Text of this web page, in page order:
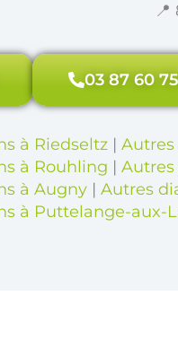
📍
03 87 60
à Riedseltz |
à Rouhling |
à Augny |Autres
à Puttelange-aux-